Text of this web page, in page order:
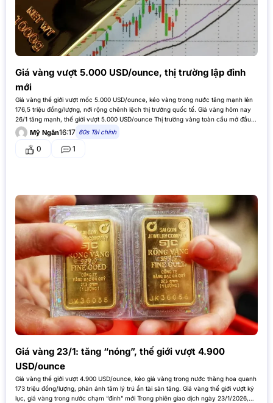
Giá vàng vượt 5.000 USD/ounce, thị trường lập đỉnh
mới
Giá vàng thế giới vượt mốc 5.000 USD/ounce, kéo vàng trong nước tăng mạnh lên
176,5 triệu đồng/lượng, nới rộng chênh lệch thị trường quốc tế. Giá vàng hôm nay
26/1 tăng mạnh, thế giới vượt 5.000 USD/ounce Thị trường vàng toàn cầu mở đầu
tuần mới bằng một cột…
Mỹ Ngân16:17 60s Tài chính
0 1
Giá vàng 23/1: tăng “nóng”, thế giới vượt 4.900
USD/ounce
Giá vàng thế giới vượt 4.900 USD/ounce, kéo giá vàng trong nước thăng hoa quanh
173 triệu đồng/lượng, phản ánh tâm lý trú ẩn tài sản tăng. Giá vàng thế giới vượt kỷ
lục, giá vàng trong nước chạm “đỉnh” mới Trong phiên giao dịch ngày 23/1/2026,